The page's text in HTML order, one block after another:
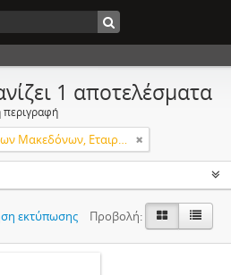
1 αποτελέσματα
περιγραφή
Κέντρο Αποδήμων Μακεδόνων, Εταιρεία Μακεδονικών Σπουδών.
εκτύπωσης Προβολή: